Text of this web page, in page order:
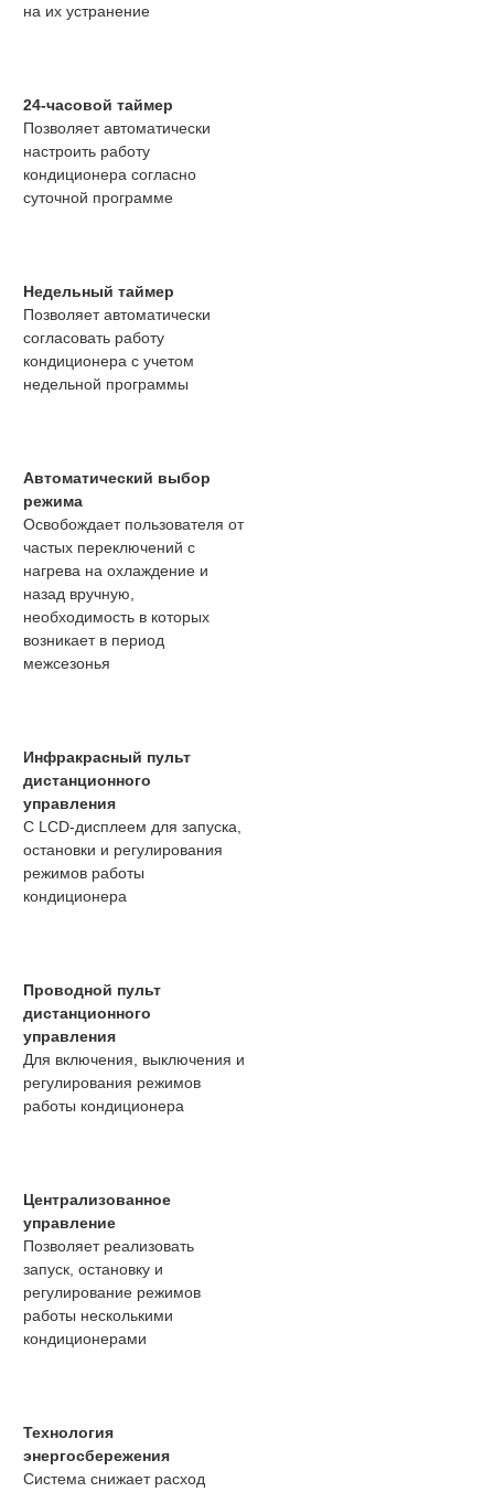
на их устранение
24-часовой таймер
Позволяет автоматически
настроить работу
кондиционера согласно
суточной программе
Недельный таймер
Позволяет автоматически
согласовать работу
кондиционера с учетом
недельной программы
Автоматический выбор
режима
Освобождает пользователя от
частых переключений с
нагрева на охлаждение и
назад вручную,
необходимость в которых
возникает в период
межсезонья
Инфракрасный пульт
дистанционного
управления
С LCD-дисплеем для запуска,
остановки и регулирования
режимов работы
кондиционера
Проводной пульт
дистанционного
управления
Для включения, выключения и
регулирования режимов
работы кондиционера
Централизованное
управление
Позволяет реализовать
запуск, остановку и
регулирование режимов
работы несколькими
кондиционерами
Технология
энергосбережения
Система снижает расход